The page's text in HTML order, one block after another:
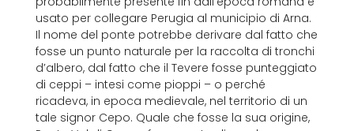
usato per collegare Perugia al municipio di Arna.
Il nome del ponte potrebbe derivare dal fatto che
fosse un punto naturale per la raccolta di tronchi
d’albero, dal fatto che il Tevere fosse punteggiato
di ceppi – intesi come pioppi – o perché
ricadeva, in epoca medievale, nel territorio di un
tale signor Cepo. Quale che fosse la sua origine,